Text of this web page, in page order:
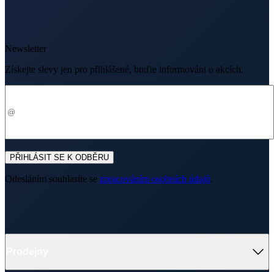
Newsletter
Získejte slevy jen pro přihlášené, buďte informováni o akcích.
PŘIHLÁSIT SE K ODBĚRU
Odesláním souhlasíte se zpracováním osobních údajů.